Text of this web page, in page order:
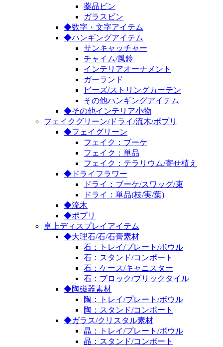
薬品ビン
ガラスビン
◆数字・文字アイテム
◆ハンギングアイテム
サンキャッチャー
チャイム/風鈴
インテリアオーナメント
ガーランド
ビーズ/ストリングカーテン
その他ハンギングアイテム
◆その他インテリア小物
フェイクグリーン/ドライ/流木/ポプリ
◆フェイグリーン
フェイク：ブーケ
フェイク：単品
フェイク：テラリウム/寄せ植え
◆ドライフラワー
ドライ：ブーケ/スワッグ/束
ドライ：単品(枝/実/葉)
◆流木
◆ポプリ
卓上ディスプレイアイテム
◆大理石/石/石膏素材
石：トレイ/プレート/ボウル
石：スタンド/コンポート
石：ケース/キャニスター
石：ブロック/ブリックタイル
◆陶磁器素材
陶：トレイ/プレート/ボウル
陶：スタンド/コンポート
◆ガラス/クリスタル素材
晶：トレイ/プレート/ボウル
晶：スタンド/コンポート